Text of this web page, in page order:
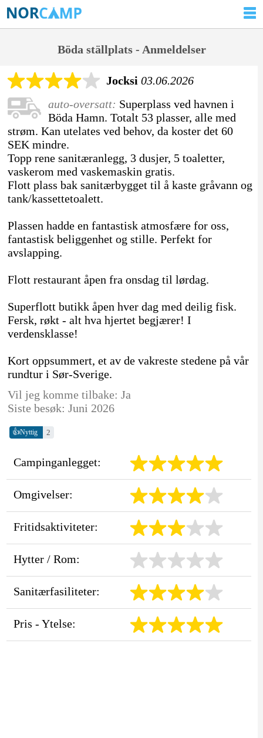
Böda ställplats - Anmeldelser
Jocksi 03.06.2026
auto-oversatt: Superplass ved havnen i
Böda Hamn. Totalt 53 plasser, alle med
strøm. Kan utelates ved behov, da koster det 60
SEK mindre.
Topp rene sanitæranlegg, 3 dusjer, 5 toaletter,
vaskerom med vaskemaskin gratis.
Flott plass bak sanitærbygget til å kaste gråvann og
tank/kassettetoalett.
Plassen hadde en fantastisk atmosfære for oss,
fantastisk beliggenhet og stille. Perfekt for
avslapping.
Flott restaurant åpen fra onsdag til lørdag.
Superflott butikk åpen hver dag med deilig fisk.
Fersk, røkt - alt hva hjertet begjærer! I
verdensklasse!
Kort oppsummert, et av de vakreste stedene på vår
rundtur i Sør-Sverige.
Vil jeg komme tilbake: Ja
Siste besøk: Juni 2026
👍Nyttig 2
Campinganlegget:
Omgivelser:
Fritidsaktiviteter:
Hytter / Rom:
Sanitærfasiliteter:
Pris - Ytelse: